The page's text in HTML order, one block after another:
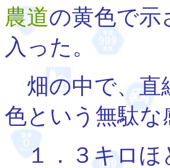
農道の黄色で示
入った。
畑の中で、直
色という無駄な
１．３キロほ